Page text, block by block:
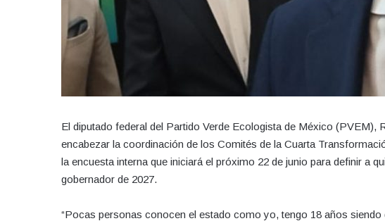
El diputado federal del Partido Verde Ecologista de México (PVEM),
encabezar la coordinación de los Comités de la Cuarta
la encuesta interna que iniciará el próximo 22 de junio para definir a
gobernador de 2027.
“Pocas personas conocen el estado como yo, tengo 18 años